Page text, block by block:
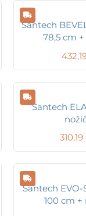
Santech
78,5 cm
Santech
310,19
Santech EVO-
100 cm +